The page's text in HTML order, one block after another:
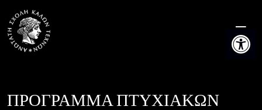
Ανοίξτε
content
ΠΡΟΓΡΑΜΜΑ ΠΤΥΧΙΑΚΩΝ